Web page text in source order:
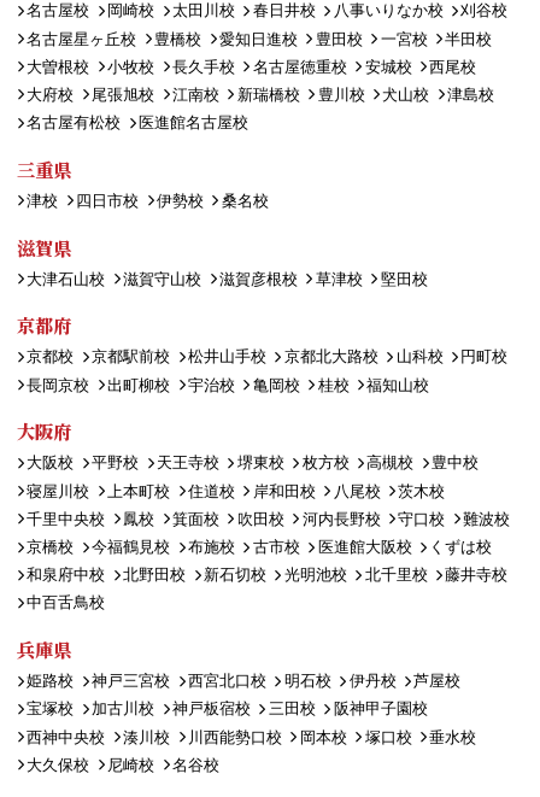
名古屋校 岡崎校 太田川校 春日井校 八事いりなか校
刈谷校
名古屋星ヶ丘校
豊橋校 愛知日進校 豊田校 一宮校
半田校
大曽根校
小牧校 長久手校 名古屋徳重校 安城校
西尾校
大府校
尾張旭校 江南校 新瑞橋校 豊川校 犬山校
津島校
名古屋有松校
医進館名古屋校
三重県
津校 四日市校 伊勢校 桑名校
滋賀県
大津石山校 滋賀守山校 滋賀彦根校 草津校 堅田校
京都府
京都校 京都駅前校 松井山手校 京都北大路校 山科校
円町校
長岡京校
出町柳校 宇治校 亀岡校 桂校 福知山校
大阪府
大阪校 平野校 天王寺校 堺東校 枚方校 高槻校
豊中校
寝屋川校
上本町校 住道校 岸和田校 八尾校
茨木校
千里中央校
鳳校 箕面校 吹田校 河内長野校 守口校
難波校
京橋校
今福鶴見校 布施校 古市校 医進館大阪校
くずは校
和泉府中校
北野田校 新石切校 光明池校 北千里校
藤井寺校
中百舌鳥校
兵庫県
姫路校 神戸三宮校 西宮北口校 明石校 伊丹校
芦屋校
宝塚校
加古川校 神戸板宿校 三田校
阪神甲子園校
西神中央校
湊川校 川西能勢口校 岡本校 塚口校
垂水校
大久保校
尼崎校 名谷校